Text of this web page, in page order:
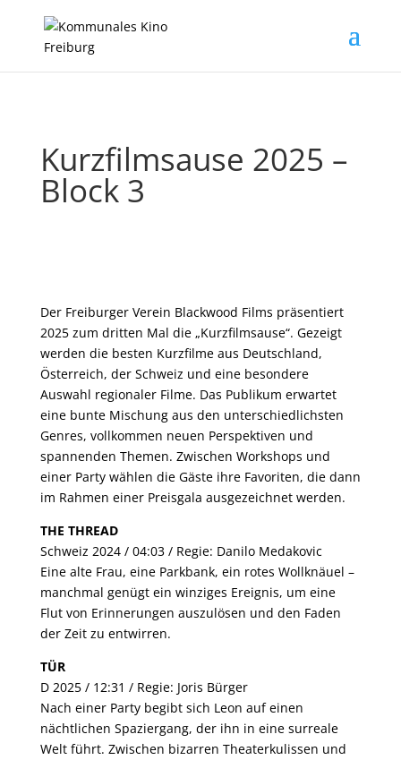
Kurzfilmsause 2025 –
Block 3
Der Freiburger Verein Blackwood Films präsentiert
2025 zum dritten Mal die „Kurzfilmsause“. Gezeigt
werden die besten Kurzfilme aus Deutschland,
Österreich, der Schweiz und eine besondere
Auswahl regionaler Filme. Das Publikum erwartet
eine bunte Mischung aus den unterschiedlichsten
Genres, vollkommen neuen Perspektiven und
spannenden Themen. Zwischen Workshops und
einer Party wählen die Gäste ihre Favoriten, die dann
im Rahmen einer Preisgala ausgezeichnet werden.
THE THREAD
Schweiz 2024 / 04:03 / Regie: Danilo Medakovic
Eine alte Frau, eine Parkbank, ein rotes Wollknäuel –
manchmal genügt ein winziges Ereignis, um eine
Flut von Erinnerungen auszulösen und den Faden
der Zeit zu entwirren.
TÜR
D 2025 / 12:31 / Regie: Joris Bürger
Nach einer Party begibt sich Leon auf einen
nächtlichen Spaziergang, der ihn in eine surreale
Welt führt. Zwischen bizarren Theaterkulissen und